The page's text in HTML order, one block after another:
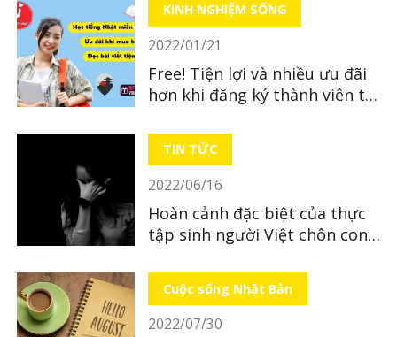
KINH NGHIỆM SỐNG
2022/01/21
Free! Tiện lợi và nhiều ưu đãi
hơn khi đăng ký thành viên tại
TIN TỨC
2022/06/16
Hoàn cảnh đặc biệt của thực
tập sinh người Việt chôn con
Cuộc sống Nhật Bản
2022/07/30